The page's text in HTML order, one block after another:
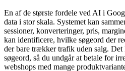
En af de største fordele ved AI i
data i stor skala. Systemet kan
sessioner, konverteringer, pris,
kan identificere, hvilke søgeord der
der bare trækker trafik uden salg. Det
søgeord, så du undgår at betale for
webshops med mange